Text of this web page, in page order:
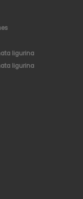
ligurina
ligurina